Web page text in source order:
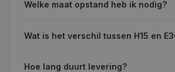
Welke maat opstand heb ik nodig?
Wat is het verschil tussen H15 en
Hoe lang duurt levering?